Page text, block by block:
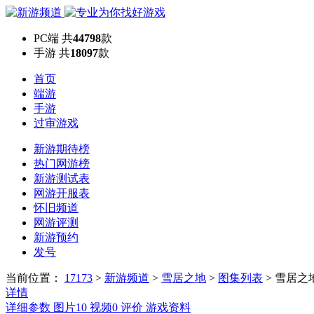
PC端 共44798款
手游 共18097款
首页
端游
手游
过审游戏
新游期待榜
热门网游榜
新游测试表
网游开服表
怀旧频道
网游评测
新游预约
发号
当前位置： 17173 > 新游频道 > 雪居之地 > 图集列表 > 雪居之
详情
详细参数 图片10 视频0 评价 游戏资料